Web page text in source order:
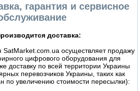
гарантия и сервисное
доставка:
SatMarket.com.ua осуществляет продажу
цифрового оборудования для
доставку по всей территории Украины
перевозчиков Украины, таких как
по увеличению стоимости пересылки):